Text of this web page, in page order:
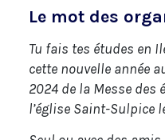
Le mot des
Tu fais tes études en
cette nouvelle année
2024 de la Messe
l’église Saint-Sulpice